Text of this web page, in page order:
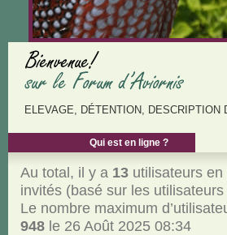
ELEVAGE, DÉTENTION,
Qui est en ligne ?
Au total, il y a 13utilisateurs en
invités (basé sur les
Le nombre maximum
948le 26 Août 2025 08:34